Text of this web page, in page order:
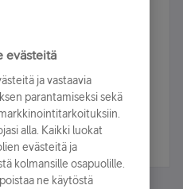
ja voita!
mukana arvonnassa.
evästeitä
ja vastaavia
parantamiseksi sekä
alla. Kaikki luokat
evästeitä ja
kolmansille osapuolille.
ne käytöstä